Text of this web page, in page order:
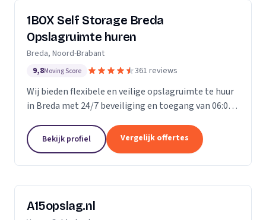
1BOX Self Storage Breda
Opslagruimte huren
Breda, Noord-Brabant
9,8Moving Score 361 reviews
Wij bieden flexibele en veilige opslagruimte te huur
in Breda met 24/7 beveiliging en toegang van 06:00
Bekijk profiel Vergelijk offertes
A15opslag.nl